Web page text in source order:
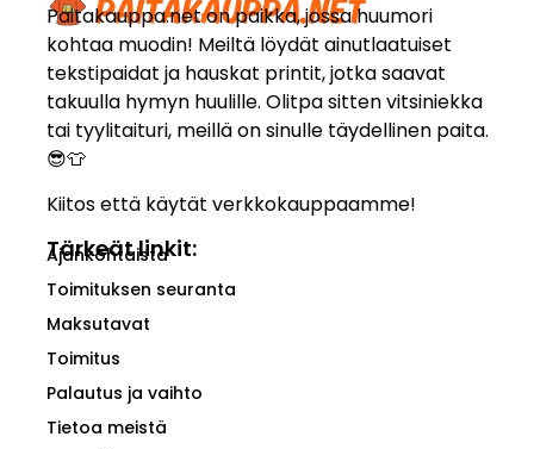
Paitakauppa.net on paikka, jossa huumori
kohtaa muodin! Meiltä löydät ainutlaatuiset
tekstipaidat ja hauskat printit, jotka saavat
takuulla hymyn huulille. Olitpa sitten vitsiniekka
tai tyylitaituri, meillä on sinulle täydellinen paita.
😎👕
Kiitos että käytät verkkokauppaamme!
Tärkeät linkit:
Ajankohtaista
Toimituksen seuranta
Maksutavat
Toimitus
Palautus ja vaihto
Tietoa meistä